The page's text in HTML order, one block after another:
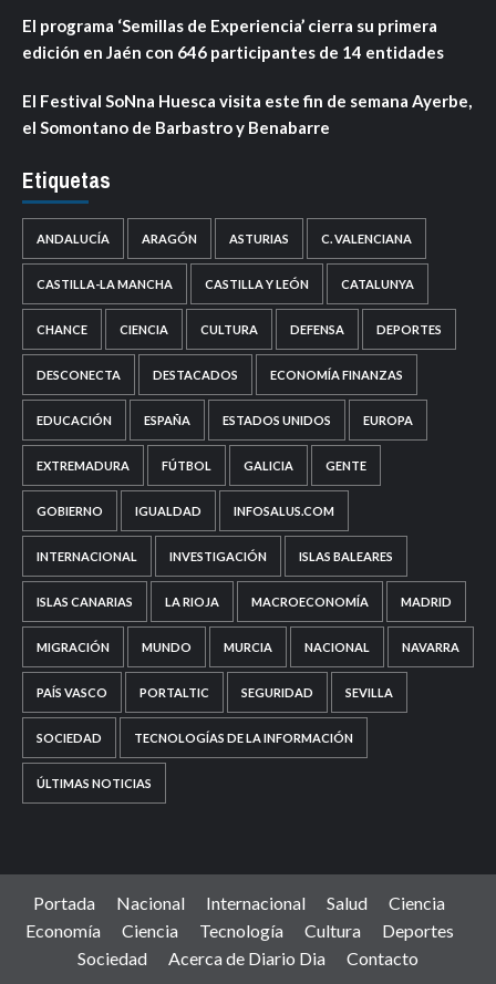
El programa ‘Semillas de Experiencia’ cierra su primera
edición en Jaén con 646 participantes de 14 entidades
El Festival SoNna Huesca visita este fin de semana Ayerbe,
el Somontano de Barbastro y Benabarre
Etiquetas
ANDALUCÍA ARAGÓN ASTURIAS C. VALENCIANA
CASTILLA-LA MANCHA CASTILLA Y LEÓN CATALUNYA
CHANCE CIENCIA CULTURA DEFENSA DEPORTES
DESCONECTA DESTACADOS ECONOMÍA FINANZAS
EDUCACIÓN ESPAÑA ESTADOS UNIDOS EUROPA
EXTREMADURA FÚTBOL GALICIA GENTE
GOBIERNO IGUALDAD INFOSALUS.COM
INTERNACIONAL INVESTIGACIÓN ISLAS BALEARES
ISLAS CANARIAS LA RIOJA MACROECONOMÍA MADRID
MIGRACIÓN MUNDO MURCIA NACIONAL NAVARRA
PAÍS VASCO PORTALTIC SEGURIDAD SEVILLA
SOCIEDAD TECNOLOGÍAS DE LA INFORMACIÓN
ÚLTIMAS NOTICIAS
Portada Nacional Internacional Salud
Ciencia
Economía
Ciencia Tecnología Cultura
Deportes
Sociedad
Acerca de Diario Dia Contacto